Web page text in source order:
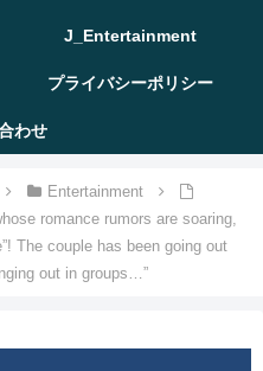
J_Entertainment
プライバシーポリシー
わせ
Entertainment
romance rumors are soaring,
The couple has been going out
out in groups…”